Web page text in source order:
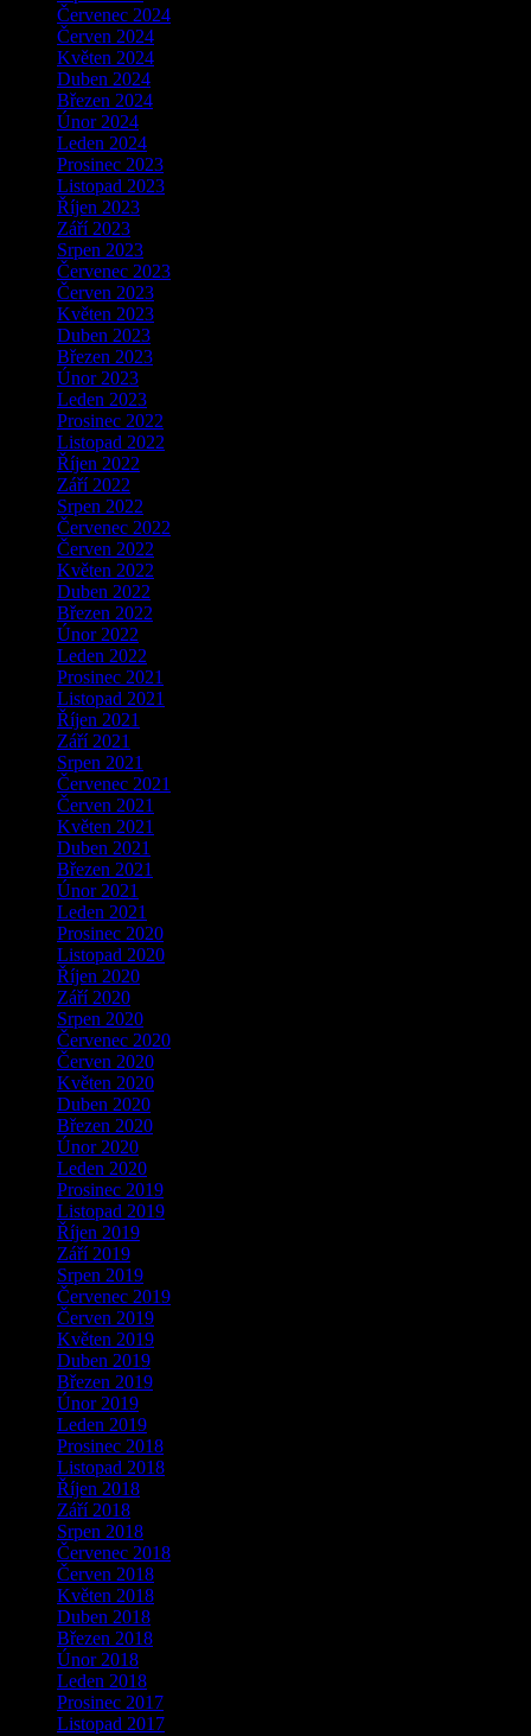
Červenec 2024
Červen 2024
Květen 2024
Duben 2024
Březen 2024
Únor 2024
Leden 2024
Prosinec 2023
Listopad 2023
Říjen 2023
Září 2023
Srpen 2023
Červenec 2023
Červen 2023
Květen 2023
Duben 2023
Březen 2023
Únor 2023
Leden 2023
Prosinec 2022
Listopad 2022
Říjen 2022
Září 2022
Srpen 2022
Červenec 2022
Červen 2022
Květen 2022
Duben 2022
Březen 2022
Únor 2022
Leden 2022
Prosinec 2021
Listopad 2021
Říjen 2021
Září 2021
Srpen 2021
Červenec 2021
Červen 2021
Květen 2021
Duben 2021
Březen 2021
Únor 2021
Leden 2021
Prosinec 2020
Listopad 2020
Říjen 2020
Září 2020
Srpen 2020
Červenec 2020
Červen 2020
Květen 2020
Duben 2020
Březen 2020
Únor 2020
Leden 2020
Prosinec 2019
Listopad 2019
Říjen 2019
Září 2019
Srpen 2019
Červenec 2019
Červen 2019
Květen 2019
Duben 2019
Březen 2019
Únor 2019
Leden 2019
Prosinec 2018
Listopad 2018
Říjen 2018
Září 2018
Srpen 2018
Červenec 2018
Červen 2018
Květen 2018
Duben 2018
Březen 2018
Únor 2018
Leden 2018
Prosinec 2017
Listopad 2017